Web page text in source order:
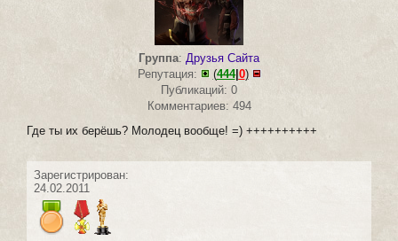
Группа: Друзья Сайта
Репутация:
(444| 0)
Публикаций: 0
Комментариев: 494
Где ты их берёшь? Молодец вообще! =) ++++++++++
Зарегистрирован:
24.02.2011